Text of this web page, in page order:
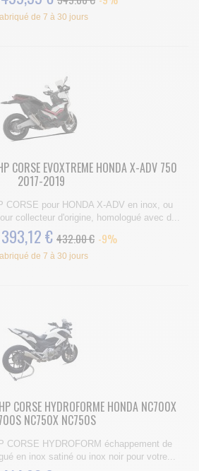
de 7 à 30 jours
CORSE EVOXTREME HONDA X-ADV 750
2017-2019
CORSE pour HONDA X-ADV en inox, ou
collecteur d'origine, homologué avec d...
393,12 € 432.00 € -9%
de 7 à 30 jours
CORSE HYDROFORME HONDA NC700X
NC750X NC750S
CORSE HYDROFORM échappement de
en inox satiné ou inox noir pour votre...